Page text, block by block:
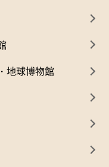
地球博物館